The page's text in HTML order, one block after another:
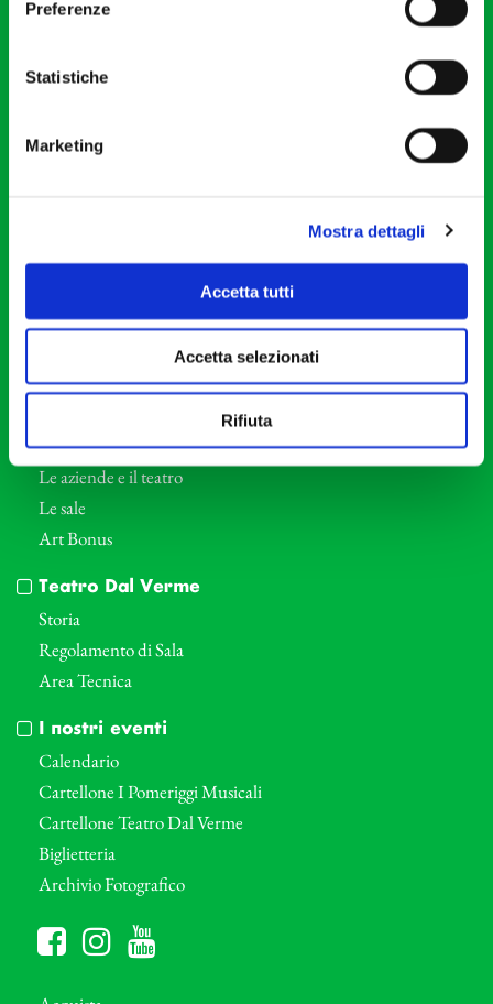
Preferenze
Statistiche
Marketing
Mostra dettagli
Accetta tutti
Accetta selezionati
Rifiuta
Via S. Giovanni sul Muro, 2
Cod. Fisc. 80078650159
Orchestra I Pomeriggi Musicali
Direttore Artistico
Professori d’Orchestra
Eventi Corporate
Le aziende e il teatro
Le sale
Art Bonus
Teatro Dal Verme
Storia
Regolamento di Sala
Area Tecnica
I nostri eventi
Calendario
Cartellone I Pomeriggi Musicali
Cartellone Teatro Dal Verme
Biglietteria
Archivio Fotografico